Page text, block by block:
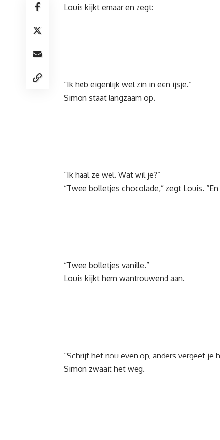
Louis kijkt ernaar en zegt:
“Ik heb eigenlijk wel zin in een ijsje.”
Simon staat langzaam op.
“Ik haal ze wel. Wat wil je?”
“Twee bolletjes chocolade,” zegt Louis. “En
“Twee bolletjes vanille.”
Louis kijkt hem wantrouwend aan.
“Schrijf het nou even op, anders vergeet je
Simon zwaait het weg.